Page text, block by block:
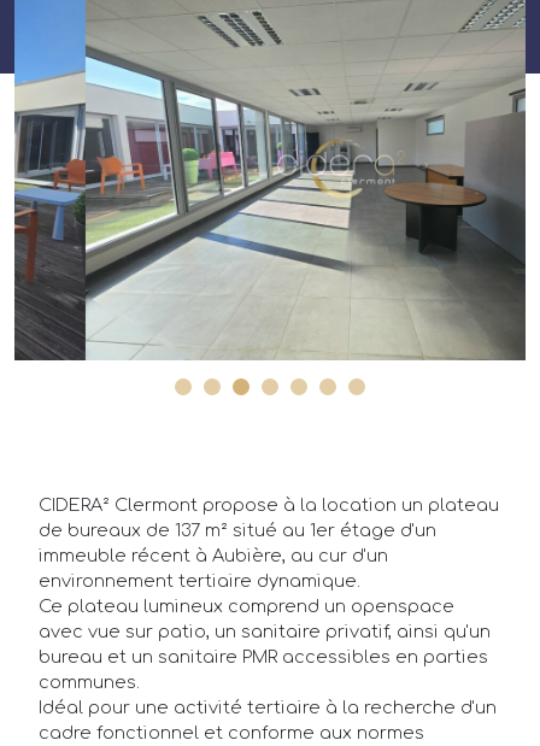
Annonces
Acheteurs/Locataires
Propriétaires/Bailleurs
Actualités
Qui sommes-nous ?
CIDERA² Clermont propose à la location un plateau
de bureaux de 137 m² situé au 1er étage d'un
immeuble récent à Aubière, au cur d'un
environnement tertiaire dynamique.
Ce plateau lumineux comprend un openspace
avec vue sur patio, un sanitaire privatif, ainsi qu'un
bureau et un sanitaire PMR accessibles en parties
communes.
Idéal pour une activité tertiaire à la recherche d'un
cadre fonctionnel et conforme aux normes